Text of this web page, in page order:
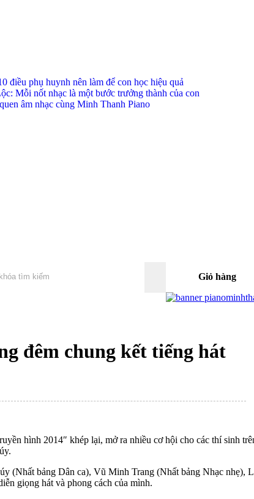
điều phụ huynh nên làm để con học hiệu quả
Mỗi nốt nhạc là một bước trưởng thành của con
âm nhạc cùng Minh Thanh Piano
Giỏ hàng
đêm chung kết tiếng hát
hình 2014″ khép lại, mở ra nhiều cơ hội cho các thí sinh
(Nhất bảng Dân ca), Vũ Minh Trang (Nhất bảng Nhạc
giọng hát và phong cách của mình.